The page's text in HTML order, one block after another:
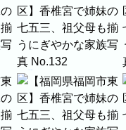
撮影カテゴリをご確認
影実績もあわせて掲載
真の雰囲気を見ながら